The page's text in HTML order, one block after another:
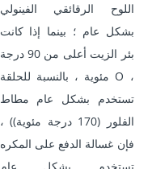
اللوح الرقائقي الفينولي
بشكل عام ؛ بينما إذا كانت
بئر الزيت أعلى من 90 درجة
مئوية ، بالنسبة للحلقة O ،
تستخدم بشكل عام مطاط
الفلور (170 درجة مئوية)) ،
فإن غسالة الدفع على المكره